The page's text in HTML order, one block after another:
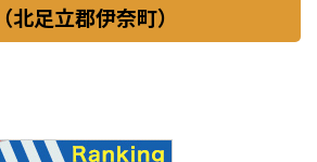
足立郡伊奈町）